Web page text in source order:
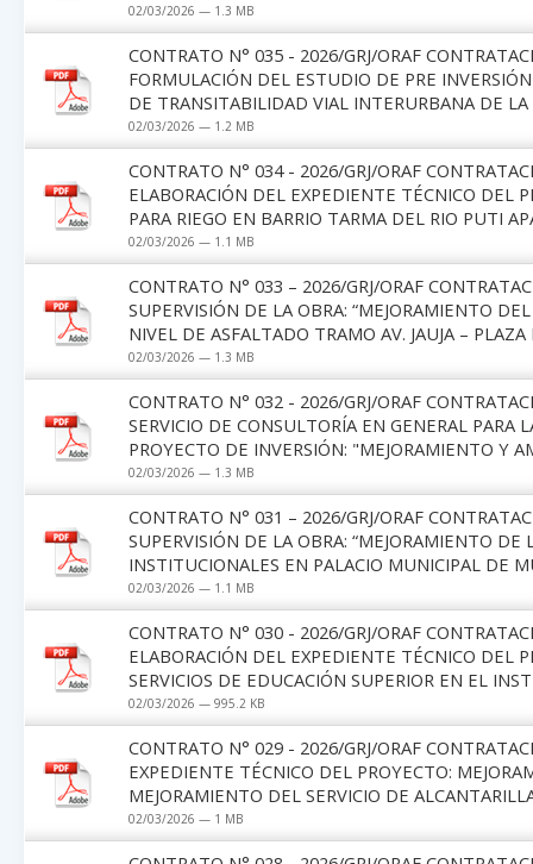
02/03/2026 — 1.3 MB
CONTRATO N° 035 - 2026/GRJ/ORAF
FORMULACIÓN DEL ESTUDIO DE PRE
DE TRANSITABILIDAD VIAL INTERURBANA DE
02/03/2026 — 1.2 MB
CONTRATO N° 034 - 2026/GRJ/ORAF
ELABORACIÓN DEL EXPEDIENTE TÉCNICO DEL
PARA RIEGO EN BARRIO TARMA DEL RIO PUTI
02/03/2026 — 1.1 MB
CONTRATO N° 033 – 2026/GRJ/ORAF
SUPERVISIÓN DE LA OBRA: “MEJORAMIENTO
NIVEL DE ASFALTADO TRAMO AV. JAUJA –
02/03/2026 — 1.3 MB
CONTRATO N° 032 - 2026/GRJ/ORAF
SERVICIO DE CONSULTORÍA EN GENERAL
PROYECTO DE INVERSIÓN: "MEJORAMIENTO Y
02/03/2026 — 1.3 MB
CONTRATO N° 031 – 2026/GRJ/ORAF
SUPERVISIÓN DE LA OBRA: “MEJORAMIENTO DE
INSTITUCIONALES EN PALACIO MUNICIPAL DE
02/03/2026 — 1.1 MB
CONTRATO N° 030 - 2026/GRJ/ORAF
ELABORACIÓN DEL EXPEDIENTE TÉCNICO DEL
SERVICIOS DE EDUCACIÓN SUPERIOR EN EL
02/03/2026 — 995.2 KB
CONTRATO N° 029 - 2026/GRJ/ORAF
EXPEDIENTE TÉCNICO DEL PROYECTO:
MEJORAMIENTO DEL SERVICIO DE
02/03/2026 — 1 MB